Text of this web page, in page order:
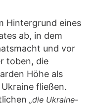
Hintergrund eines
ab, in dem
und vor
toben, die
Höhe als
fließen.
„die Ukraine-